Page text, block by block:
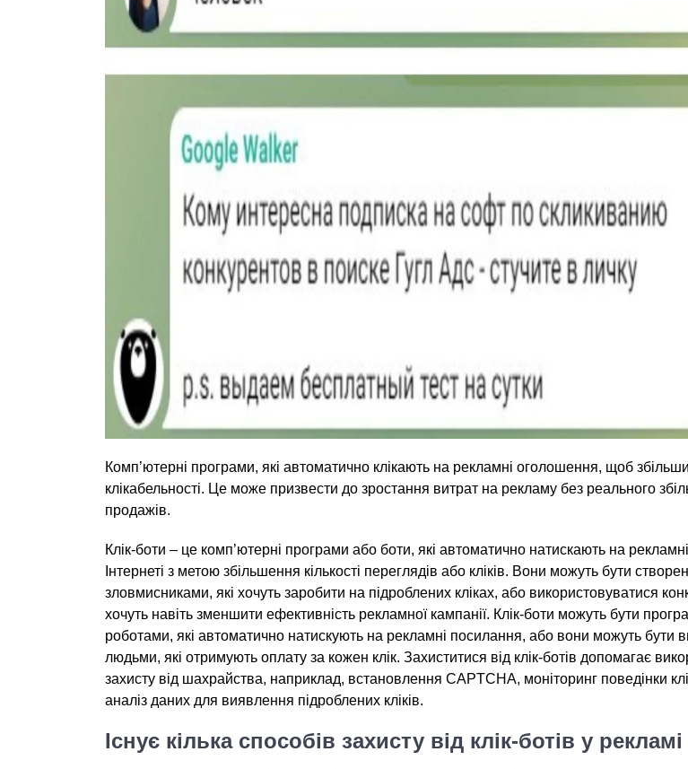
Комп’ютерні програми, які автоматично клікають на рекламні оголошення, щоб
клікабельності. Це може призвести до зростання витрат на рекламу без реального
продажів.
Клік-боти – це комп’ютерні програми або боти, які автоматично натискають на
Інтернеті з метою збільшення кількості переглядів або кліків. Вони можуть бути
зловмисниками, які хочуть заробити на підроблених кліках, або використовуватися
хочуть навіть зменшити ефективність рекламної кампанії. Клік-боти можуть бути
роботами, які автоматично натискують на рекламні посилання, або вони можуть бути
людьми, які отримують оплату за кожен клік. Захиститися від клік-ботів допомагає
захисту від шахрайства, наприклад, встановлення CAPTCHA, моніторинг поведінки
аналіз даних для виявлення підроблених кліків.
Існує кілька способів захисту від клік-ботів у